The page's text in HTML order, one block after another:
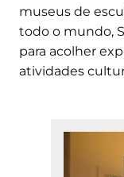
museus de
todo o mundo,
para acolher
atividades